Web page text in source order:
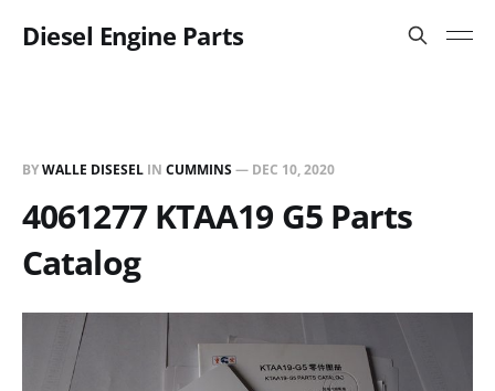
Diesel Engine Parts
BYWALLE DISESEL IN CUMMINS— DEC 10, 2020
4061277 KTAA19 G5 Parts
Catalog